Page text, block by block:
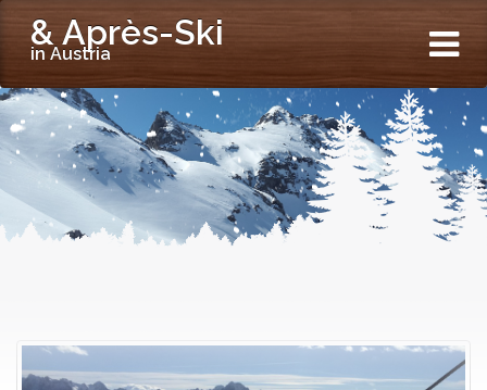
& Après-Ski
in Austria